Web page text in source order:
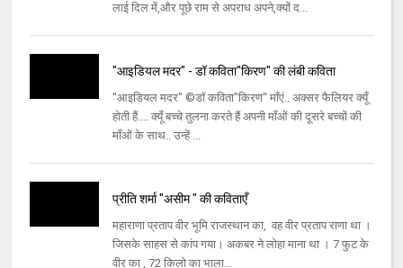
लाई दिल में,और पूछे राम से अपराध अपने,क्यों द...
"आइडियल मदर" - डॉ कविता"किरण" की लंबी कविता
"आइडियल मदर" ©डॉ कविता"किरण" माँएं.. अक्सर फैलियर क्यूँ
होती हैं.... क्यूँ बच्चे तुलना करते हैं अपनी माँओं की दूसरे बच्चों की
माँओं के साथ.. उन्हें ...
प्रीति शर्मा "असीम " की कविताएँ
महाराणा प्रताप वीर भूमि राजस्थान का, वह वीर प्रताप राणा था ।
जिसके साहस से कांप गया। अकबर ने लोहा माना था । 7 फुट के
वीर का , 72 किलो का भाला...